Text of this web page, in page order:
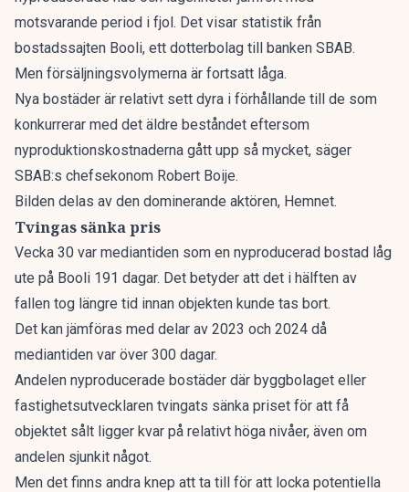
motsvarande period i fjol. Det visar statistik från
bostadssajten Booli, ett dotterbolag till banken SBAB.
Men försäljningsvolymerna är fortsatt låga.
Nya bostäder är relativt sett dyra i förhållande till de som
konkurrerar med det äldre beståndet eftersom
nyproduktionskostnaderna gått upp så mycket, säger
SBAB:s chefsekonom Robert Boije.
Bilden delas av den dominerande aktören, Hemnet.
Tvingas sänka pris
Vecka 30 var mediantiden som en nyproducerad bostad låg
ute på Booli 191 dagar. Det betyder att det i hälften av
fallen tog längre tid innan objekten kunde tas bort.
Det kan jämföras med delar av 2023 och 2024 då
mediantiden var över 300 dagar.
Andelen nyproducerade bostäder där byggbolaget eller
fastighetsutvecklaren tvingats sänka priset för att få
objektet sålt ligger kvar på relativt höga nivåer, även om
andelen sjunkit något.
Men det finns andra knep att ta till för att locka potentiella